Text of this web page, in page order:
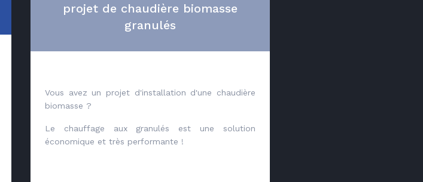
projet de chaudière biomasse
granulés
Vous avez un projet d'installation d'une chaudière
biomasse ?
Le chauffage aux granulés est une solution
économique et très performante !